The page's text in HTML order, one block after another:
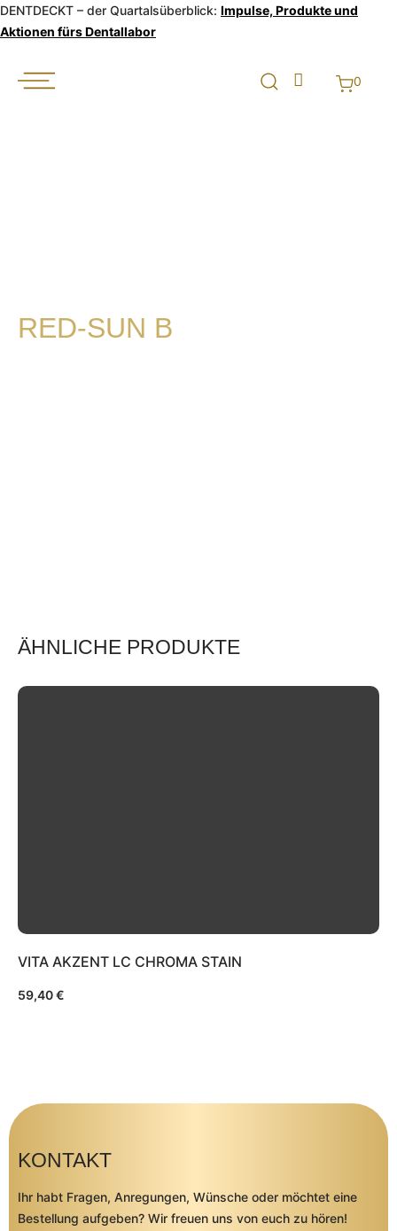
DENTDECKT – der Quartalsüberblick: Impulse, Produkte und
Aktionen fürs Dentallabor
0
RED-SUN B
ÄHNLICHE PRODUKTE
VITA AKZENT LC CHROMA STAIN
59,40€
KONTAKT
Ihr habt Fragen, Anregungen, Wünsche oder möchtet eine
Bestellung aufgeben? Wir freuen uns von euch zu hören!